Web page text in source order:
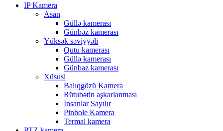
IP Kamera
Asan
Güllə kamerası
Günbəz kamerası
Yüksək səviyyəli
Qutu kamerası
Güllə kamerası
Günbəz kamerası
Xüsusi
Balıqgözü Kamera
Rütubətin aşkarlanması
İnsanlar Sayılır
Pinhole Kamera
Termal kamera